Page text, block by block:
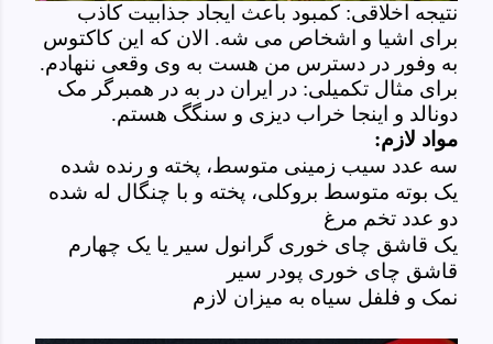
نتیجه اخلاقی: کمبود باعث ایجاد جذابیت کاذب
برای اشیا و اشخاص می شه. الان که این کاکتوس
به وفور در دسترس من هست به وی وقعی ننهادم.
برای مثال تکمیلی: در ایران در به در همبرگر مک
دونالد و اینجا خراب دیزی و سنگگ هستم.
مواد لازم:
سه عدد سیب زمینی متوسط، پخته و رنده شده
یک بوته متوسط بروکلی، پخته و با چنگال له شده
دو عدد تخم مرغ
یک قاشق چای خوری گرانول سیر یا یک چهارم
قاشق چای خوری پودر سیر
نمک و فلفل سیاه به میزان لازم